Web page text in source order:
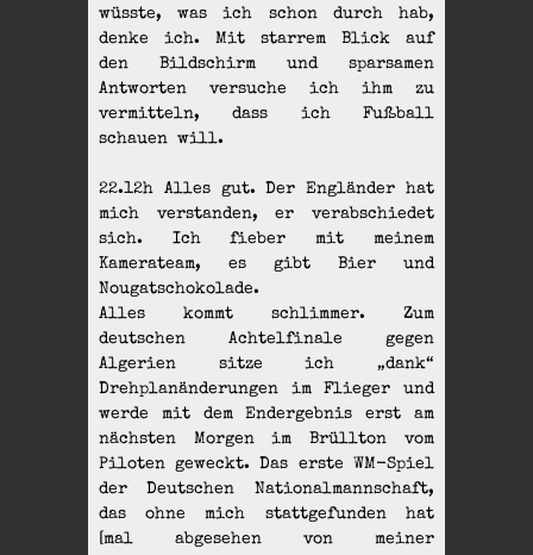
wüsste, was ich schon durch hab,
denke ich. Mit starrem Blick auf
den Bildschirm und sparsamen
Antworten versuche ich ihm zu
vermitteln, dass ich Fußball
schauen will.
22.12h Alles gut. Der Engländer hat
mich verstanden, er verabschiedet
sich. Ich fieber mit meinem
Kamerateam, es gibt Bier und
Nougatschokolade.
Alles kommt schlimmer. Zum
deutschen Achtelfinale gegen
Algerien sitze ich „dank“
Drehplanänderungen im Flieger und
werde mit dem Endergebnis erst am
nächsten Morgen im Brüllton vom
Piloten geweckt. Das erste WM-Spiel
der Deutschen Nationalmannschaft,
das ohne mich stattgefunden hat
[mal abgesehen von meiner